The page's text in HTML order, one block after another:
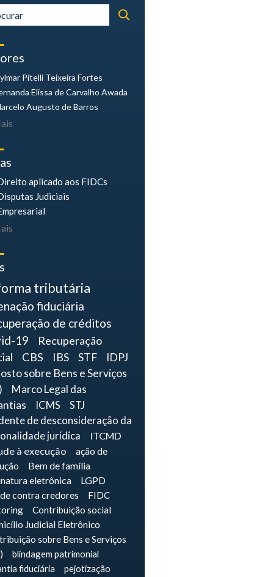
Pitelli Teixeira Fortes
Elissa de Carvalho Awada
Augusto de Barros
aplicado aos FIDCs
Judiciais
tributária
fiduciária
de créditos
19
Recuperação
CBS IBS STF
IDPJ
sobre Bens e Serviços
Marco Legal das
ICMS
STJ
de desconsideração da
jurídica
ITCMD
à execução
ação de
Bem de família
eletrônica
LGPD
contra credores
FIDC
Contribuição social
Judicial Eletrônico
sobre Bens e Serviços
blindagem patrimonial
fiduciária
pejotização